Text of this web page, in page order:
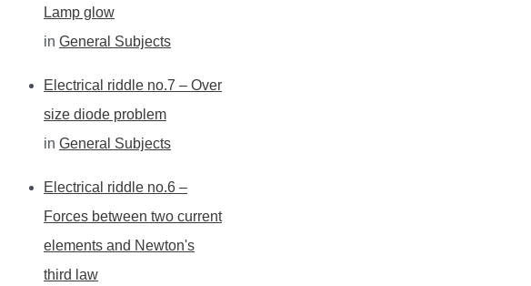
Lamp glow
in General Subjects
Electrical riddle no.7 – Over
size diode problem
in General Subjects
Electrical riddle no.6 –
Forces between two current
elements and Newton's
third law